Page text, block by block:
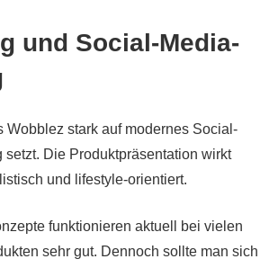
und Social-Media-
Wobblez stark auf modernes Social-
setzt. Die Produktpräsentation wirkt
und lifestyle-orientiert.
funktionieren aktuell bei vielen
sehr gut. Dennoch sollte man sich